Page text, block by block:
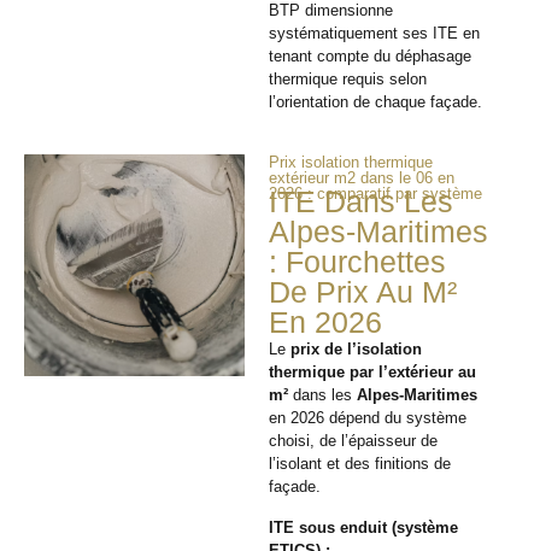
BTP dimensionne
systématiquement ses ITE en
tenant compte du déphasage
thermique requis selon
l’orientation de chaque façade.
Prix isolation thermique
extérieur m2 dans le 06 en
2026 : comparatif par système
ITE Dans Les
Alpes-Maritimes
: Fourchettes
De Prix Au M²
En 2026
Leprix de l’isolation
thermique par l’extérieur au
m² dans lesAlpes-Maritimes
en 2026 dépend du système
choisi, de l’épaisseur de
l’isolant et des finitions de
façade.
ITE sous enduit (système